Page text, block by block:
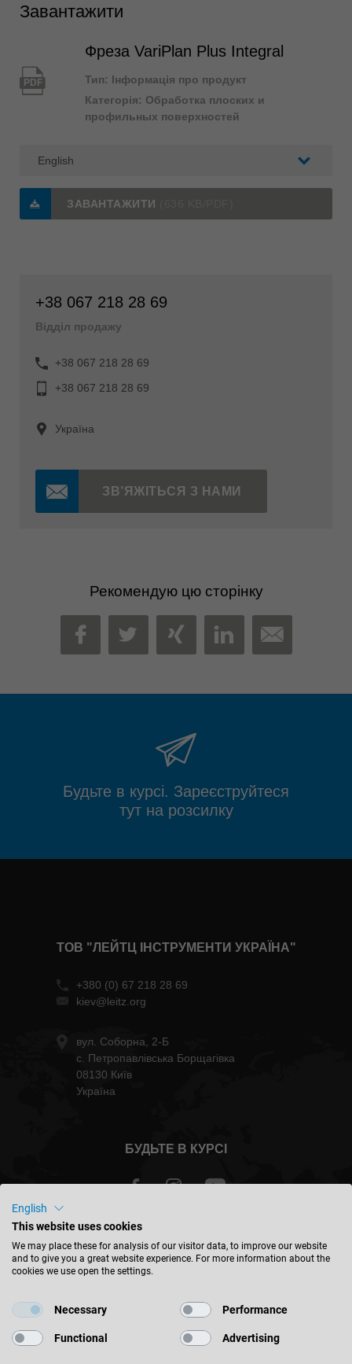
Завантажити
PDF
Фреза VariPlan Plus Integral
Тип: Інформація про продукт
Категорія: Обработка плоских и
профильных поверхностей
ЗАВАНТАЖИТИ
+38 067 218 28 69
Відділ продажу
+38 067 218 28 69
+38 067 218 28 69
Україна
ЗВ’ЯЖІТЬСЯ З НАМИ
Рекомендую цю сторінку
FACEBOOK
TWITTER
XINGLINKEDIN
MAIL
Будьте в курсі. Зареєструйтеся
тут на розсилку
ТОВ "ЛЕЙТЦ ІНСТРУМЕНТИ УКРАЇНА"
+380 (0) 67 218 28 69
kiev@leitz.org
вул. Соборна, 2-Б
с. Петропавлівська Борщагівка
08130 Київ
Україна
БУДЬТЕ В КУРСІ
Україна - yкраїнська
English
This website uses cookies
We may place these for analysis of our visitor data, to improve our website
and to give you a great website experience. For more information about the
cookies we use open the settings.
Necessary Performance
Functional Advertising